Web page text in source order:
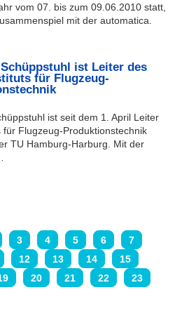
vom 07. bis zum 09.06.2010 statt,
mit der automatica.
ist Leiter des
für Flugzeug-
ist seit dem 1. April Leiter
für Flugzeug-Produktionstechnik
TU Hamburg-Harburg. Mit der
3 4 5 6
7
12 13 14
15
20 21 22
23